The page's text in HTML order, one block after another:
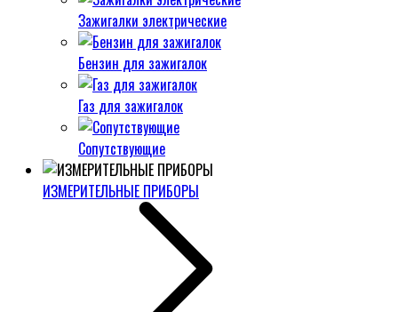
Зажигалки электрические
Бензин для зажигалок
Газ для зажигалок
Сопутствующие
ИЗМЕРИТЕЛЬНЫЕ ПРИБОРЫ